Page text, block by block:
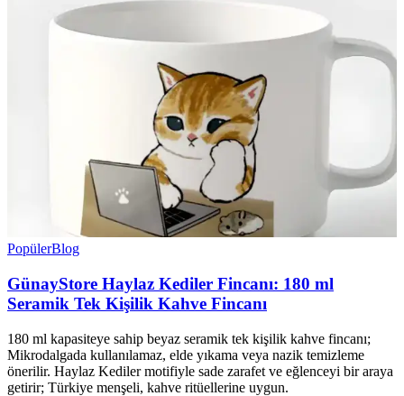
PopülerBlog
GünayStore Haylaz Kediler Fincanı: 180 ml
Seramik Tek Kişilik Kahve Fincanı
180 ml kapasiteye sahip beyaz seramik tek kişilik kahve fincanı;
Mikrodalgada kullanılamaz, elde yıkama veya nazik temizleme
önerilir. Haylaz Kediler motifiyle sade zarafet ve eğlenceyi bir araya
getirir; Türkiye menşeli, kahve ritüellerine uygun.